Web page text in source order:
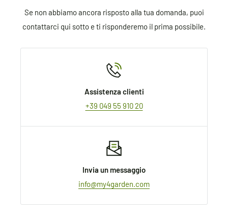
Se non abbiamo ancora risposto alla tua domanda, puoi
contattarci qui sotto e ti risponderemo il prima possibile.
Assistenza clienti
+39 049 55 910 20
Invia un messaggio
info@my4garden.com